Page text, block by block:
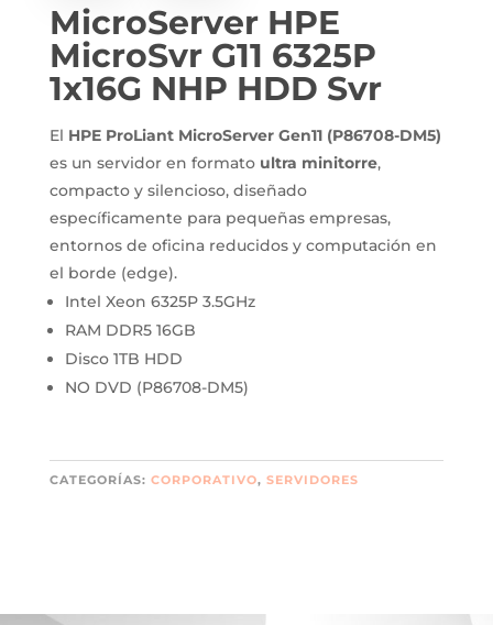
MicroServer HPE
MicroSvr G11 6325P
1x16G NHP HDD Svr
El HPE ProLiant MicroServer Gen11 (P86708-DM5)
es un servidor en formato ultra minitorre,
compacto y silencioso, diseñado
específicamente para pequeñas empresas,
entornos de oficina reducidos y computación en
el borde (edge).
Intel Xeon 6325P 3.5GHz
RAM DDR5 16GB
Disco 1TB HDD
NO DVD (P86708-DM5)
CATEGORÍAS: CORPORATIVO, SERVIDORES